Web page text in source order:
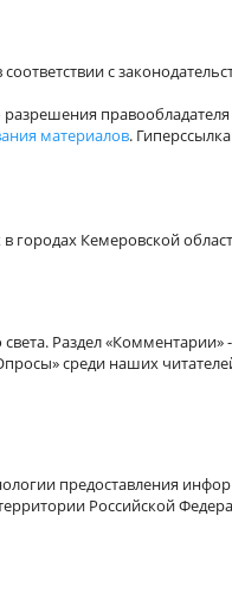
с
материалов.
городах Кемеровской
Раздел
среди наших
предоставления
Российской